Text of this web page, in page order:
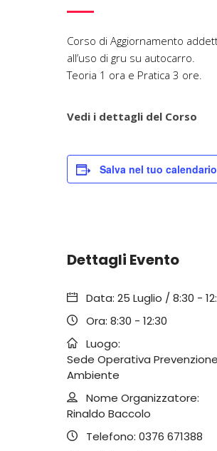
Corso di Aggiornamento
all’uso di gru su autocarro.
Teoria 1 ora e Pratica 3 ore.
Vedi i dettagli del Corso
Salva nel tuo calendario
Dettagli Evento
Data: 25 Luglio / 8:30 -
Ora: 8:30 - 12:30
Luogo:
Sede Operativa Prevenzione
Ambiente
Nome Organizzatore:
Rinaldo Baccolo
Telefono: 0376 671388